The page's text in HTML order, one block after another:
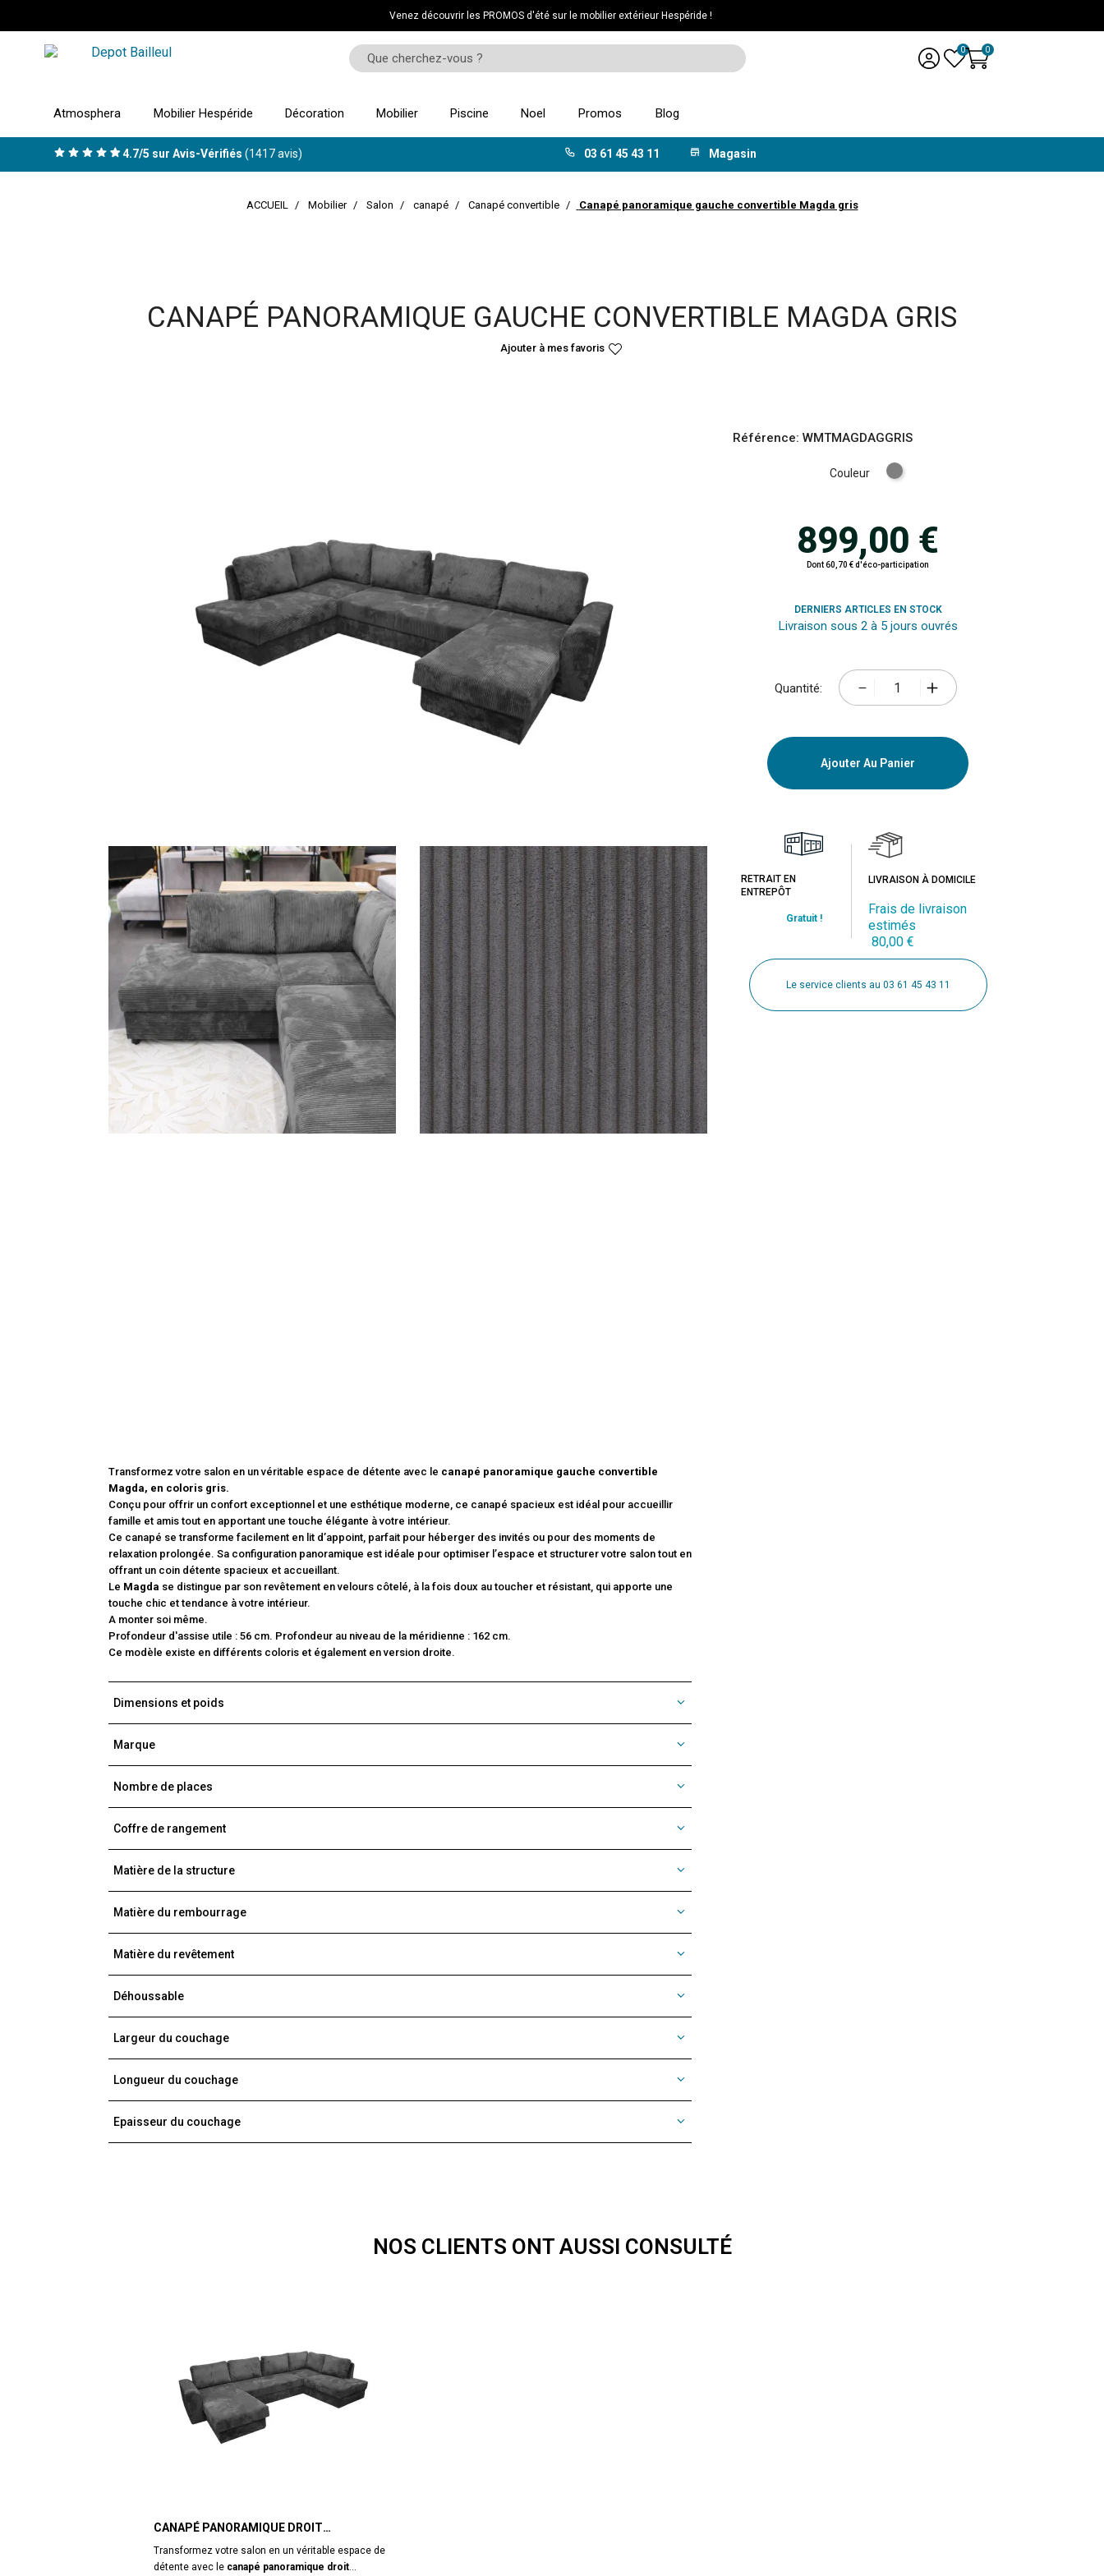
Venez découvrir les PROMOS d'été sur le mobilier extérieur Hespéride !
0 0
Atmosphera Mobilier Hespéride Décoration Mobilier Piscine Noel Promos Blog
4.7/5 sur Avis-Vérifiés (1417 avis) 03 61 45 43 11 Magasin
ACCUEIL Mobilier Salon canapé Canapé convertible Canapé panoramique gauche convertible Magda gris
CANAPÉ PANORAMIQUE GAUCHE CONVERTIBLE MAGDA GRIS
Transformez votre salon en un véritable espace de détente avec le canapé panoramique gauche convertible
Magda, en coloris gris.
Conçu pour offrir un confort exceptionnel et une esthétique moderne, ce canapé spacieux est idéal pour accueillir
famille et amis tout en apportant une touche élégante à votre intérieur.
Ce canapé se transforme facilement en lit d’appoint, parfait pour héberger des invités ou pour des moments de
relaxation prolongée. Sa configuration panoramique est idéale pour optimiser l’espace et structurer votre salon tout en
offrant un coin détente spacieux et accueillant.
Le Magda se distingue par son revêtement en velours côtelé, à la fois doux au toucher et résistant, qui apporte une
touche chic et tendance à votre intérieur.
A monter soi même.
Profondeur d'assise utile : 56 cm. Profondeur au niveau de la méridienne : 162 cm.
Ce modèle existe en différents coloris et également en version droite.
Dimensions et poids
Marque
Nombre de places
Coffre de rangement
Matière de la structure
Matière du rembourrage
Matière du revêtement
Déhoussable
Largeur du couchage
Longueur du couchage
Epaisseur du couchage
Référence: WMTMAGDAGGRIS
Couleur
Gris
899,00 €
Dont 60,70 € d'éco-participation
DERNIERS ARTICLES EN STOCK
Livraison sous 2 à 5 jours ouvrés
Quantité:
Ajouter Au Panier
RETRAIT EN
ENTREPÔT
Gratuit !
LIVRAISON À DOMICILE
Frais de livraison
estimés
80,00 €
Le service clients au 03 61 45 43 11
NOS CLIENTS ONT AUSSI CONSULTÉ
CANAPÉ PANORAMIQUE DROIT
CONVERTIBLE MAGDA GRIS
Transformez votre salon en un véritable espace de
détente avec le canapé panoramique droit